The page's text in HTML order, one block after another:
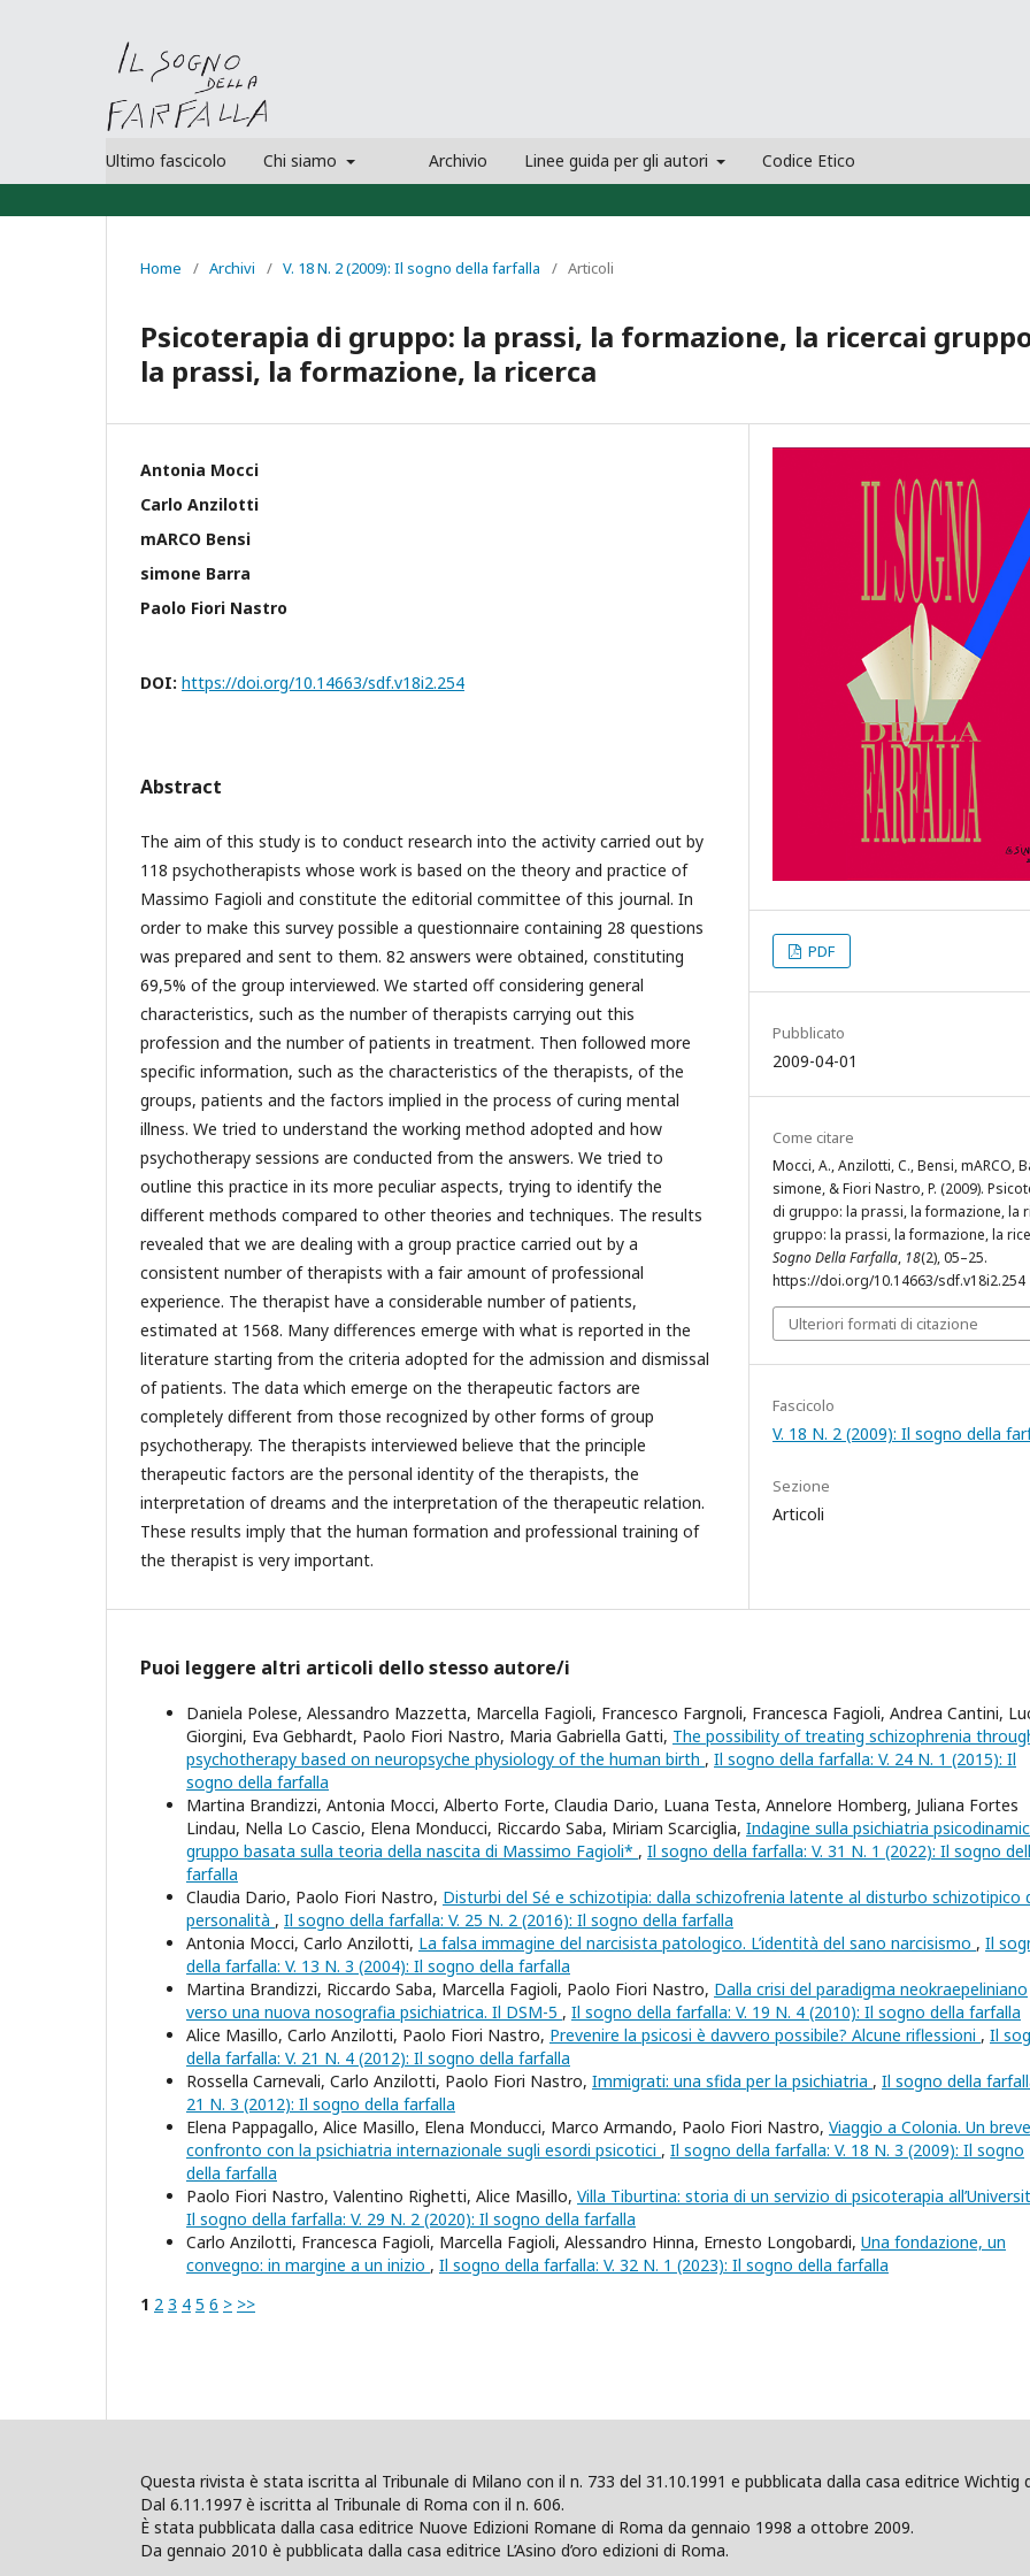
Ultimo fascicolo Chi siamo Archivio Linee guida per gli autori Codice Etico
Home / Archivi / V. 18 N. 2 (2009): Il sogno della farfalla / Articoli
Psicoterapia di gruppo: la prassi, la formazione, la ricercai
la prassi, la formazione, la ricerca
Antonia Mocci
Carlo Anzilotti
mARCO Bensi
simone Barra
Paolo Fiori Nastro
DOI: https://doi.org/10.14663/sdf.v18i2.254
Abstract
The aim of this study is to conduct research into the activity carried out by
118 psychotherapists whose work is based on the theory and practice of
Massimo Fagioli and constitute the editorial committee of this journal. In
order to make this survey possible a questionnaire containing 28 questions
was prepared and sent to them. 82 answers were obtained, constituting
69,5% of the group interviewed. We started off considering general
characteristics, such as the number of therapists carrying out this
profession and the number of patients in treatment. Then followed more
specific information, such as the characteristics of the therapists, of the
groups, patients and the factors implied in the process of curing mental
illness. We tried to understand the working method adopted and how
psychotherapy sessions are conducted from the answers. We tried to
outline this practice in its more peculiar aspects, trying to identify the
different methods compared to other theories and techniques. The results
revealed that we are dealing with a group practice carried out by a
consistent number of therapists with a fair amount of professional
experience. The therapist have a considerable number of patients,
estimated at 1568. Many differences emerge with what is reported in the
literature starting from the criteria adopted for the admission and dismissal
of patients. The data which emerge on the therapeutic factors are
completely different from those recognized by other forms of group
psychotherapy. The therapists interviewed believe that the principle
therapeutic factors are the personal identity of the therapists, the
interpretation of dreams and the interpretation of the therapeutic relation.
These results imply that the human formation and professional training of
the therapist is very important.
PDF
Pubblicato
2009-04-01
Come citare
Mocci, A., Anzilotti, C., Bensi, mARCO,
simone, & Fiori Nastro, P. (2009).
di gruppo: la prassi, la formazione, la
gruppo: la prassi, la formazione, la
Sogno Della Farfalla, 18(2), 05–25.
https://doi.org/10.14663/sdf.v18i2.254
Ulteriori formati di citazione
Fascicolo
V. 18 N. 2 (2009): Il sogno della
Sezione
Articoli
Puoi leggere altri articoli dello stesso autore/i
Daniela Polese, Alessandro Mazzetta, Marcella Fagioli, Francesco Fargnoli, Francesca Fagioli, Andrea Cantini,
Giorgini, Eva Gebhardt, Paolo Fiori Nastro, Maria Gabriella Gatti, The possibility of treating schizophrenia
psychotherapy based on neuropsyche physiology of the human birth , Il sogno della farfalla: V. 24 N. 1 (2015): Il
sogno della farfalla
Martina Brandizzi, Antonia Mocci, Alberto Forte, Claudia Dario, Luana Testa, Annelore Homberg, Juliana Fortes
Lindau, Nella Lo Cascio, Elena Monducci, Riccardo Saba, Miriam Scarciglia, Indagine sulla psichiatria
gruppo basata sulla teoria della nascita di Massimo Fagioli* , Il sogno della farfalla: V. 31 N. 1 (2022): Il sogno
farfalla
Claudia Dario, Paolo Fiori Nastro, Disturbi del Sé e schizotipia: dalla schizofrenia latente al disturbo schizotipico
personalità , Il sogno della farfalla: V. 25 N. 2 (2016): Il sogno della farfalla
Antonia Mocci, Carlo Anzilotti, La falsa immagine del narcisista patologico. L’identità del sano narcisismo , Il
della farfalla: V. 13 N. 3 (2004): Il sogno della farfalla
Martina Brandizzi, Riccardo Saba, Marcella Fagioli, Paolo Fiori Nastro, Dalla crisi del paradigma neokraepeliniano
verso una nuova nosografia psichiatrica. Il DSM-5 , Il sogno della farfalla: V. 19 N. 4 (2010): Il sogno della farfalla
Alice Masillo, Carlo Anzilotti, Paolo Fiori Nastro, Prevenire la psicosi è davvero possibile? Alcune riflessioni , Il
della farfalla: V. 21 N. 4 (2012): Il sogno della farfalla
Rossella Carnevali, Carlo Anzilotti, Paolo Fiori Nastro, Immigrati: una sfida per la psichiatria , Il sogno della
21 N. 3 (2012): Il sogno della farfalla
Elena Pappagallo, Alice Masillo, Elena Monducci, Marco Armando, Paolo Fiori Nastro, Viaggio a Colonia. Un breve
confronto con la psichiatria internazionale sugli esordi psicotici , Il sogno della farfalla: V. 18 N. 3 (2009): Il sogno
della farfalla
Paolo Fiori Nastro, Valentino Righetti, Alice Masillo, Villa Tiburtina: storia di un servizio di psicoterapia
Il sogno della farfalla: V. 29 N. 2 (2020): Il sogno della farfalla
Carlo Anzilotti, Francesca Fagioli, Marcella Fagioli, Alessandro Hinna, Ernesto Longobardi, Una fondazione, un
convegno: in margine a un inizio , Il sogno della farfalla: V. 32 N. 1 (2023): Il sogno della farfalla
1 2 3 4 5 6 > >>
Questa rivista è stata iscritta al Tribunale di Milano con il n. 733 del 31.10.1991 e pubblicata dalla casa editrice
Dal 6.11.1997 è iscritta al Tribunale di Roma con il n. 606.
È stata pubblicata dalla casa editrice Nuove Edizioni Romane di Roma da gennaio 1998 a ottobre 2009.
Da gennaio 2010 è pubblicata dalla casa editrice L’Asino d’oro edizioni di Roma.